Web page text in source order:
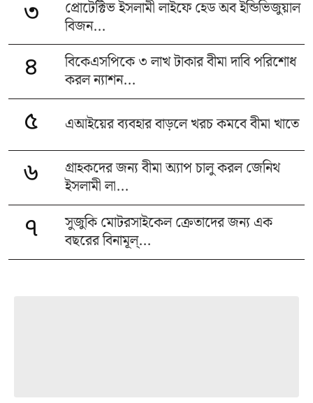
৩
প্রোটেক্টিভ ইসলামী লাইফে হেড অব ইন্ডিভিজুয়াল
বিজন...
৪
বিকেএসপিকে ৩ লাখ টাকার বীমা দাবি পরিশোধ
করল ন্যাশন...
৫ এআইয়ের ব্যবহার বাড়লে খরচ কমবে বীমা খাতে
৬
গ্রাহকদের জন্য বীমা অ্যাপ চালু করল জেনিথ
ইসলামী লা...
৭
সুজুকি মোটরসাইকেল ক্রেতাদের জন্য এক
বছরের বিনামূল্...